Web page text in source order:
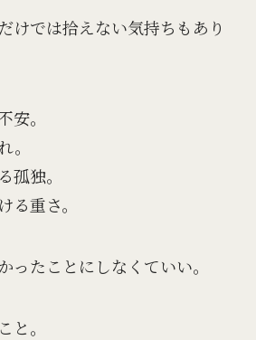
けでは拾えない気持ちもあり
安。
。
孤独。
る重さ。
ったことにしなくていい。
と。